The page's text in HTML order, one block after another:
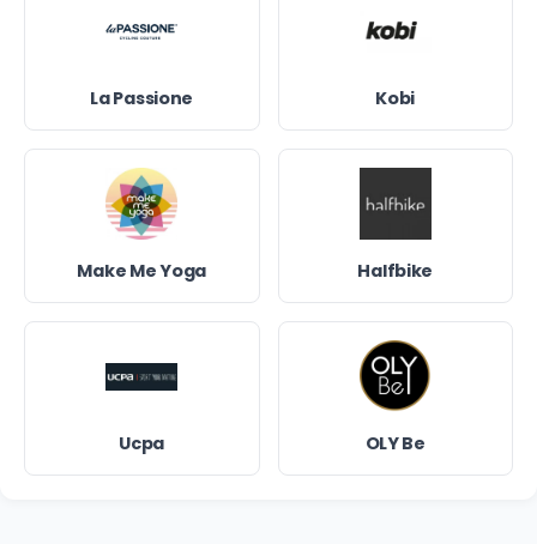
La Passione Kobi
Make Me Yoga Halfbike
Ucpa OLY Be